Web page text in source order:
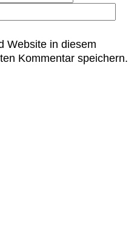
Website in diesem
Kommentar speichern.